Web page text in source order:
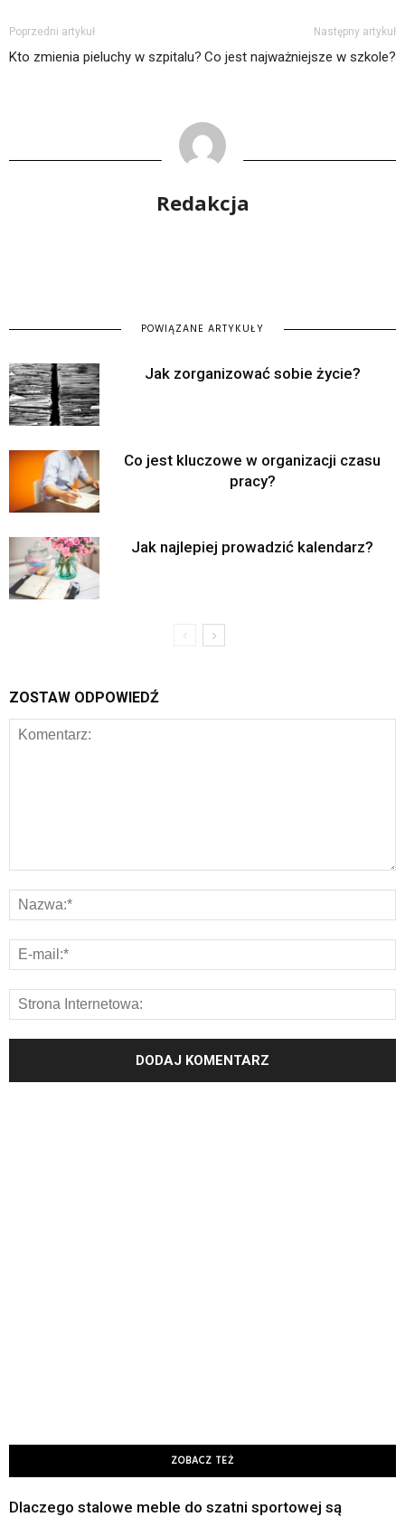
Poprzedni artykuł
Kto zmienia pieluchy w szpitalu?
Następny artykuł
Co jest najważniejsze w szkole?
Redakcja
POWIĄZANE ARTYKUŁY
Jak zorganizować sobie życie?
Co jest kluczowe w organizacji czasu
pracy?
Jak najlepiej prowadzić kalendarz?
ZOSTAW ODPOWIEDŹ
ZOBACZ TEŻ
Dlaczego stalowe meble do szatni sportowej są